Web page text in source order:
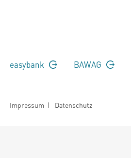
easybank BAWAG
Impressum | Datenschutz